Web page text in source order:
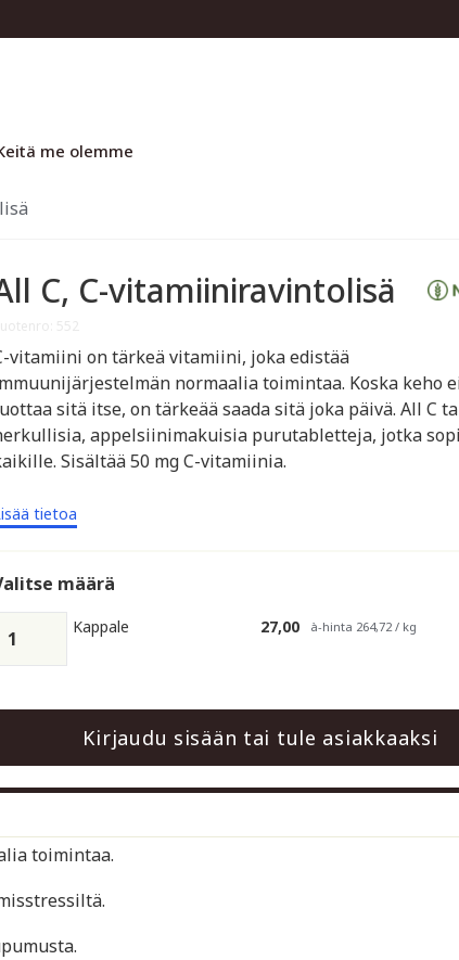
me olemme
C, C-vitamiiniravintolisä
vitamiini on tärkeä vitamiini, joka edistää
normaalia toimintaa. Koska keho
sitä itse, on tärkeää saada sitä joka päivä. All C
appelsiinimakuisia purutabletteja, jotka
Sisältää 50 mg C-vitamiinia.
tietoa
määrä
Kappale 27,00 à-hinta 264,72 / kg
Kirjaudu sisään tai tule asiakkaaksi
toimintaa.